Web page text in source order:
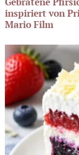
inspiriert von
Mario Film